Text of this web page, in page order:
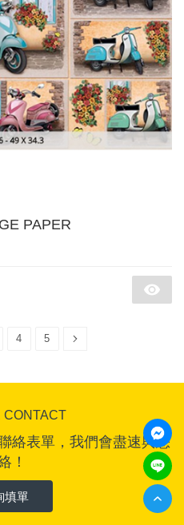
PAPER
4 5
CONTACT
絡表單，我們會盡速與您
！
填單